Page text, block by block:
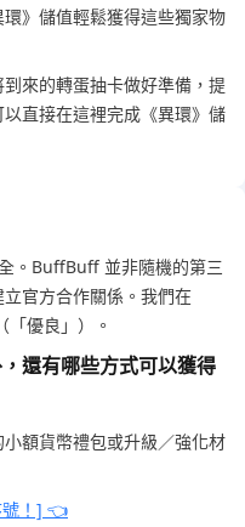
》儲值輕鬆獲得這些獨家物
來的轉蛋抽卡做好準備，提
直接在這裡完成《異環》儲
。BuffBuff 並非隨機的第三
官方合作關係。我們在
優良」）。
還有哪些方式可以獲得
額貨幣禮包或升級／強化材
號！] 👈